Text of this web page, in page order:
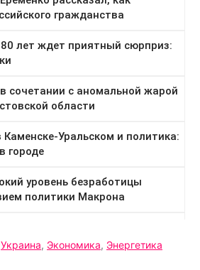
Украина, Экономика, Энергетика